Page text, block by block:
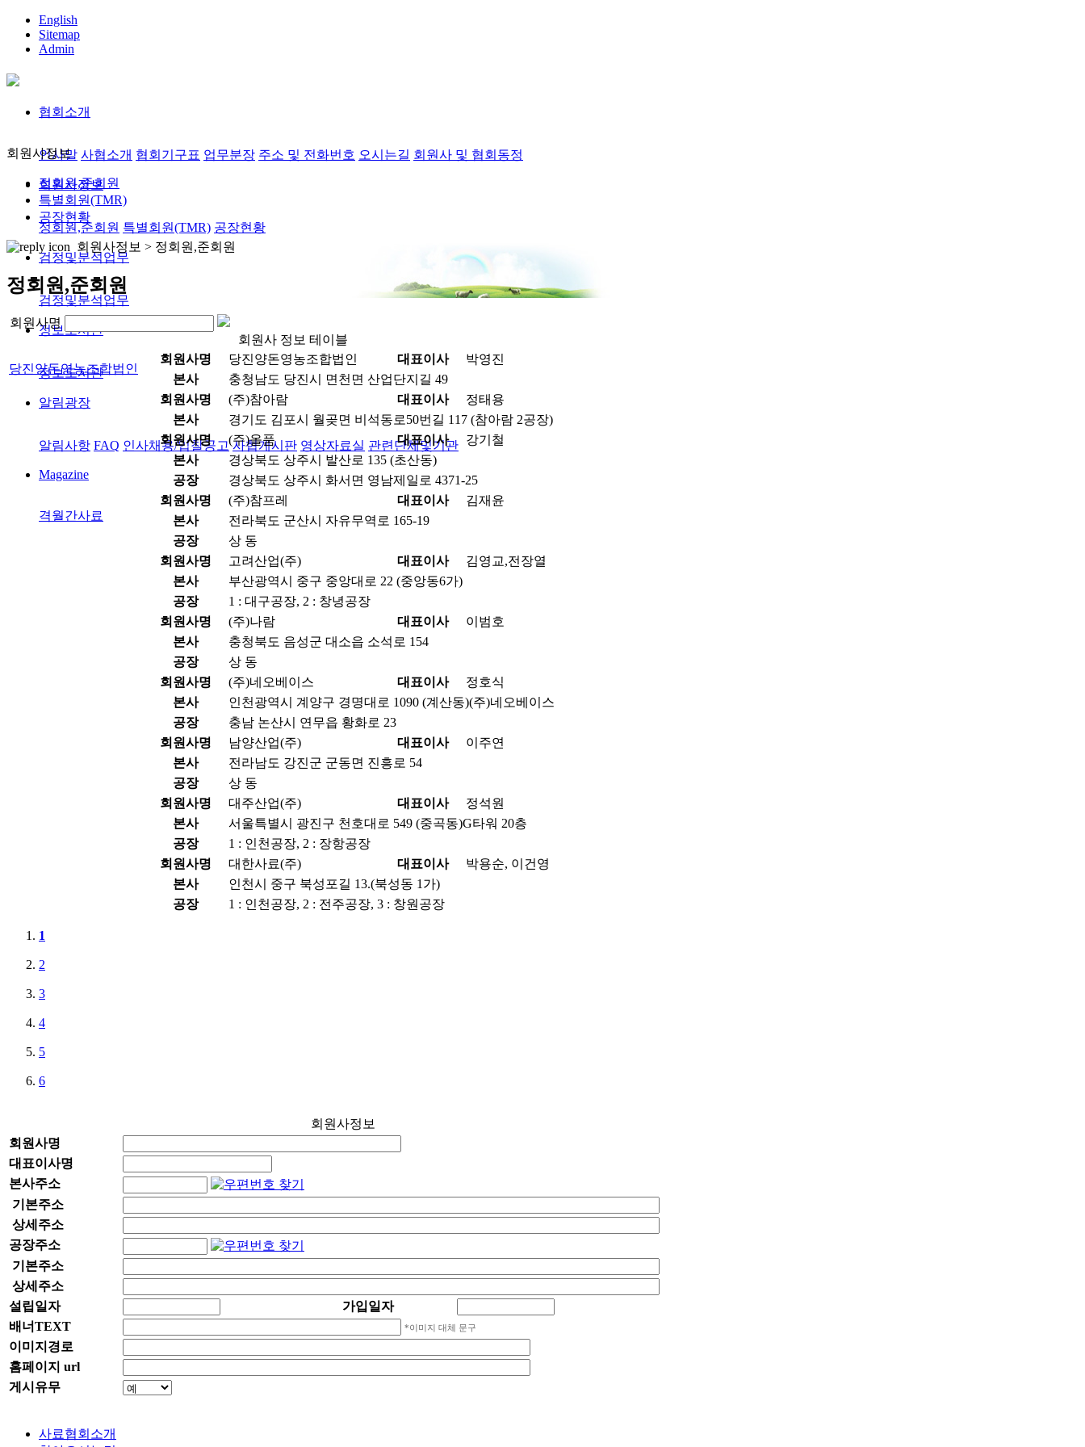
English
Sitemap
Admin
협회소개
인사말 사협소개 협회기구표 업무분장 주소 및 전화번호 오시는길 회원사 및 협회동정
회원사정보
정회원,준회원 특별회원(TMR) 공장현황
검정및분석업무
검정및분석업무
정보도서관
정보도서관
알림광장
알림사항 FAQ 인사채용/입찰공고 사협게시판 영상자료실 관련단체및기관
Magazine
격월간사료
회원사정보
정회원,준회원
특별회원(TMR)
공장현황
회원사정보 > 정회원,준회원
정회원,준회원
회원사명
회원사 정보 테이블
당진양돈영농조합법인
회원사명 당진양돈영농조합법인 대표이사
박영진
본사
충청남도 당진시 면천면 산업단지길 49
회원사명
(주)참아람 대표이사
정태용
본사
경기도 김포시 월곶면 비석동로50번길 117 (참아람 2공장)
회원사명
(주)올품 대표이사
강기철
본사
경상북도 상주시 발산로 135 (초산동)
공장
경상북도 상주시 화서면 영남제일로 4371-25
회원사명
(주)참프레 대표이사
김재윤
본사
전라북도 군산시 자유무역로 165-19
공장
상 동
회원사명
고려산업(주) 대표이사
김영교,전장열
본사
부산광역시 중구 중앙대로 22 (중앙동6가)
공장
1 : 대구공장, 2 : 창녕공장
회원사명
(주)나람 대표이사
이범호
본사
충청북도 음성군 대소읍 소석로 154
공장
상 동
회원사명
(주)네오베이스 대표이사
정호식
본사
인천광역시 계양구 경명대로 1090 (계산동)(주)네오베이스
공장
충남 논산시 연무읍 황화로 23
회원사명
남양산업(주) 대표이사
이주연
본사
전라남도 강진군 군동면 진흥로 54
공장
상 동
회원사명
대주산업(주) 대표이사
정석원
본사
서울특별시 광진구 천호대로 549 (중곡동)G타워 20층
공장
1 : 인천공장, 2 : 장항공장
회원사명
대한사료(주) 대표이사
박용순, 이건영
본사
인천시 중구 북성포길 13.(북성동 1가)
공장
1 : 인천공장, 2 : 전주공장, 3 : 창원공장
1
2
3
4
5
6
회원사정보
회원사명
대표이사명
본사주소
기본주소
상세주소
공장주소
기본주소
상세주소
설립일자
가입일자
배너TEXT
*이미지 대체 문구
이미지경로
홈페이지 url
게시유무
사료협회소개